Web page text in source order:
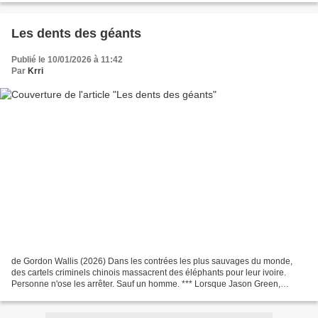
Les dents des géants
Publié le 10/01/2026 à 11:42
Par Krri
de Gordon Wallis (2026) Dans les contrées les plus sauvages du monde,
des cartels criminels chinois massacrent des éléphants pour leur ivoire.
Personne n'ose les arrêter. Sauf un homme. *** Lorsque Jason Green,